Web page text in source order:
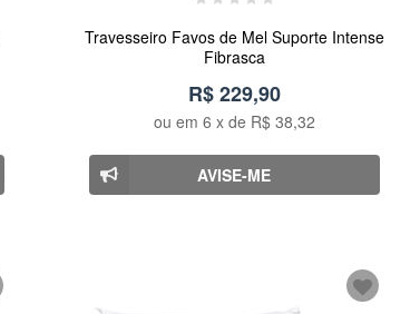
Travesseiro Favos de Mel Suporte Intense
Fibrasca
R$ 229,90
ou em 6 x de R$ 38,32
AVISE-ME